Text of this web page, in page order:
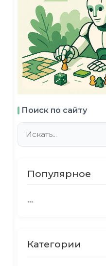
Поиск по сайту
Популярное
...
Категории